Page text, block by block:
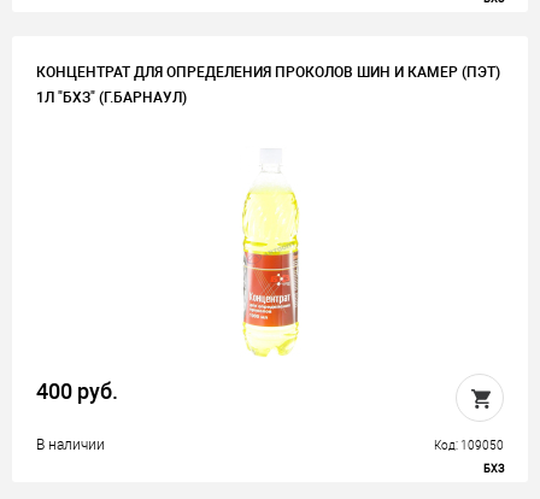
КОНЦЕНТРАТ ДЛЯ ОПРЕДЕЛЕНИЯ ПРОКОЛОВ ШИН И КАМЕР (ПЭТ)
1Л "БХЗ" (Г.БАРНАУЛ)
400 руб.
В наличии Код: 109050
БХЗ